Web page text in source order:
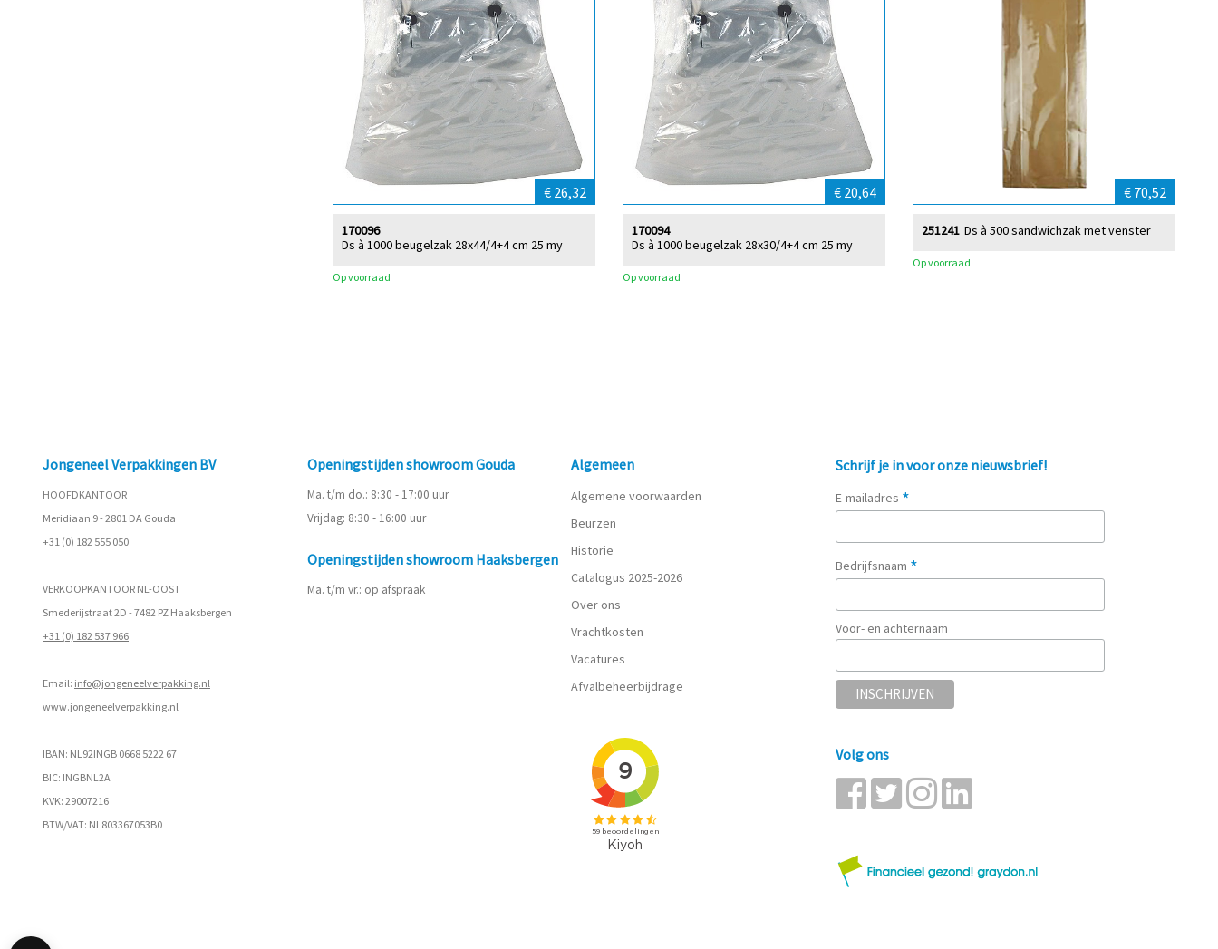
€ 26,32
Ds à 1000 beugelzak 28x44/4+4 cm 25 my
170096
Op voorraad
€ 20,64
Ds à 1000 beugelzak 28x30/4+4 cm 25 my
170094
Op voorraad
€ 70,52
Ds à 500 sandwichzak met venster
251241
Op voorraad
Jongeneel Verpakkingen BV
HOOFDKANTOOR
Meridiaan 9 - 2801 DA Gouda
+31 (0) 182 555 050
VERKOOPKANTOOR NL-OOST
Smederijstraat 2D - 7482 PZ Haaksbergen
+31 (0) 182 537 966
Email: info@jongeneelverpakking.nl
www.jongeneelverpakking.nl
IBAN: NL92INGB 0668 5222 67
BIC: INGBNL2A
KVK: 29007216
BTW/VAT: NL803367053B0
Openingstijden showroom Gouda
Ma. t/m do.: 8:30 - 17:00 uur
Vrijdag: 8:30 - 16:00 uur
Openingstijden showroom Haaksbergen
Ma. t/m vr.: op afspraak
Algemeen
Algemene voorwaarden
Beurzen
Historie
Catalogus 2025-2026
Over ons
Vrachtkosten
Vacatures
Afvalbeheerbijdrage
Schrijf je in voor onze nieuwsbrief!
E-mailadres *
Bedrijfsnaam *
Voor- en achternaam
Volg ons